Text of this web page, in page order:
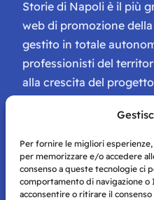
Per fornire le migliori
per memorizzare e/o accedere
consenso a queste tecnologie ci
comportamento di navigazione o
acconsentire o ritirare il
Storie di Napoli è il più
web di promozione
gestito in totale
professionisti del
alla crescita del
tessera di Storie
e inviti ad eventi